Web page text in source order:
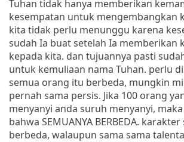
Tuhan tidak hanya memberikan
kesempatan untuk mengembangkan
kita tidak perlu menunggu karena
sudah Ia buat setelah Ia memberikan
kepada kita. dan tujuannya pasti
untuk kemuliaan nama Tuhan. perlu
semua orang itu berbeda, mungkin
pernah sama persis. Jika 100 orang
menyanyi anda suruh menyanyi,
bahwa SEMUANYA BERBEDA.
berbeda, walaupun sama sama